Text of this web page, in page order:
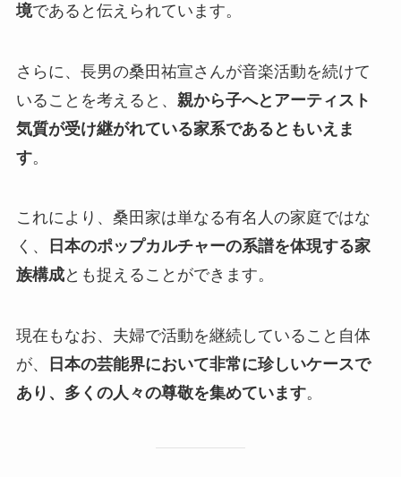
境であると伝えられています。
さらに、長男の桑田祐宣さんが音楽活動を続けて
いることを考えると、 親から子へとアーティスト
気質が受け継がれている家系であるともいえま
す。
これにより、桑田家は単なる有名人の家庭ではな
く、
日本のポップカルチャーの系譜を体現する家
族構成とも捉えることができます。
現在もなお、夫婦で活動を継続していること自体
が、
日本の芸能界において非常に珍しいケースで
あり、多くの人々の尊敬を集めています。